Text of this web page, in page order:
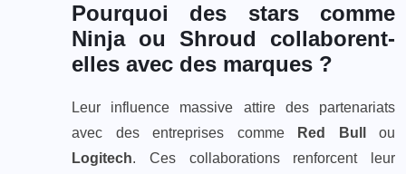
Pourquoi des stars comme
Ninja ou Shroud collaborent-
elles avec des marques ?
Leur influence massive attire des partenariats
avec des entreprises comme
Red Bull
ou
Logitech. Ces collaborations renforcent leur